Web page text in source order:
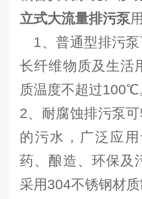
立式大流量排污泵
1、普通型排污泵
长纤维物质及生活
质温度不超过100℃
2、耐腐蚀排污泵
的污水，广泛应
药、酿造、环保及
采用304不锈钢材